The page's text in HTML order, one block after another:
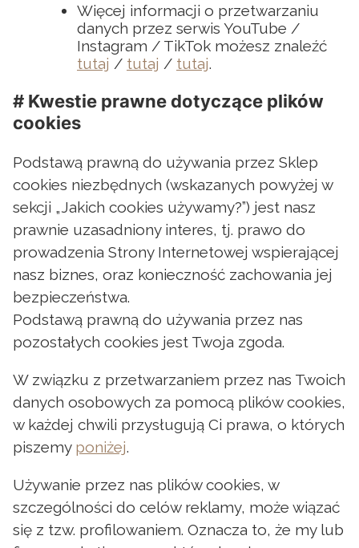
Więcej informacji o przetwarzaniu
danych przez serwis YouTube /
Instagram / TikTok możesz znaleźć
tutaj / tutaj / tutaj.
# Kwestie prawne dotyczące plików
cookies
Podstawą prawną do używania przez Sklep
cookies niezbędnych (wskazanych powyżej w
sekcji „Jakich cookies używamy?”) jest nasz
prawnie uzasadniony interes, tj. prawo do
prowadzenia Strony Internetowej wspierającej
nasz biznes, oraz konieczność zachowania jej
bezpieczeństwa.
Podstawą prawną do używania przez nas
pozostałych cookies jest Twoja zgoda.
W związku z przetwarzaniem przez nas Twoich
danych osobowych za pomocą plików cookies,
w każdej chwili przysługują Ci prawa, o których
piszemy poniżej.
Używanie przez nas plików cookies, w
szczególności do celów reklamy, może wiązać
się z tzw. profilowaniem. Oznacza to, że my lub